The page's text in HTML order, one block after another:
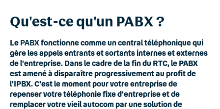
Qu'est-ce qu'un PABX ?
Le PABXfonctionne comme un central téléphonique qui
gère les appels entrants et sortants internes et externes
de l'entreprise. Dans le cadre de la fin du RTC, le PABX
est amené à disparaître progressivement au profit de
l'IPBX. C'est le moment pour votre entreprise de
repenser votre téléphonie fixe d'entreprise et de
remplacer votre vieil autocom par une solution de